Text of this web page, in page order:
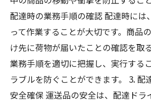
配達時の業務手順の確認 配達時には
って作業することが大切です。商品
け先に荷物が届いたことの確認を取
業務手順を適切に把握し、実行する
ラブルを防ぐことができます。 3. 配
安全確保 運送品の安全は、配達ドラ